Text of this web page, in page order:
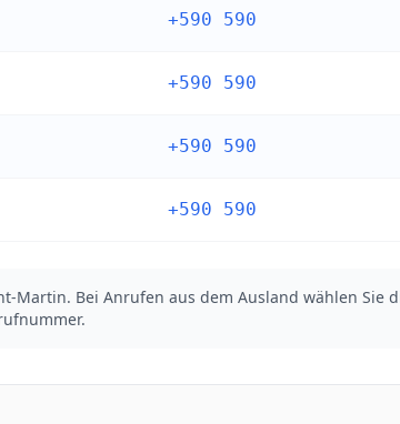
+590 590
+590 590
+590 590
+590 590
Martin. Bei Anrufen aus dem Ausland wählen Sie